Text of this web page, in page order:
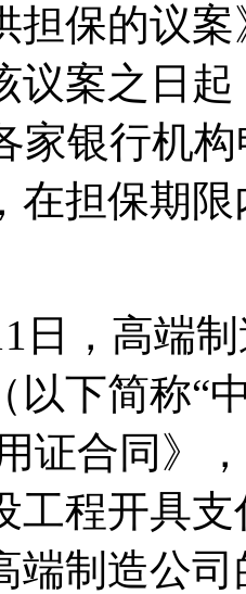
担保的议
议案之日
家银行机
在担保期
日，高端
以下简称“
证合同》
工程开具
端制造公